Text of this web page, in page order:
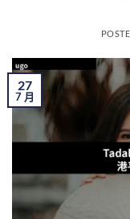
27
7 月